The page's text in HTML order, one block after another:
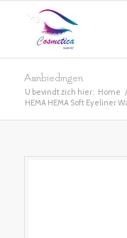
Aanbiedingen
U bevindt zich hier: Home /
HEMA HEMA Soft Eyeliner